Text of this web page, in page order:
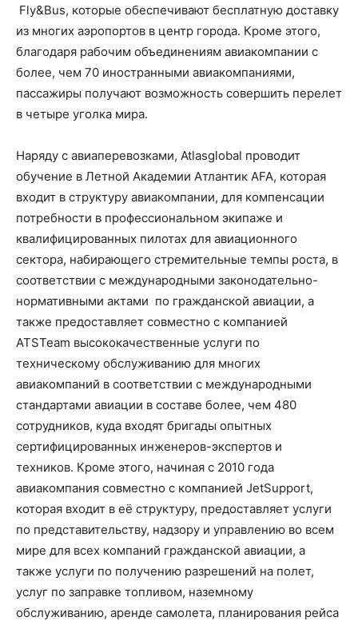
Fly&Bus, которые обеспечивают бесплатную доставку
из многих аэропортов в центр города. Кроме этого,
благодаря рабочим объединениям авиакомпании с
более, чем 70 иностранными авиакомпаниями,
пассажиры получают возможность совершить перелет
в четыре уголка мира.
Наряду с авиаперевозками, Atlasglobal проводит
обучение в Летной Академии Атлантик AFA, которая
входит в структуру авиакомпании, для компенсации
потребности в профессиональном экипаже и
квалифицированных пилотах для авиационного
сектора, набирающего стремительные темпы роста, в
соответствии с международными законодательно-
нормативными актами по гражданской авиации, а
также предоставляет совместно с компанией
ATSTeam высококачественные услуги по
техническому обслуживанию для многих
авиакомпаний в соответствии с международными
стандартами авиации в составе более, чем 480
сотрудников, куда входят бригады опытных
сертифицированных инженеров-экспертов и
техников. Кроме этого, начиная с 2010 года
авиакомпания совместно с компанией JetSupport,
которая входит в её структуру, предоставляет услуги
по представительству, надзору и управлению во всем
мире для всех компаний гражданской авиации, а
также услуги по получению разрешений на полет,
услуг по заправке топливом, наземному
обслуживанию, аренде самолета, планирования рейса